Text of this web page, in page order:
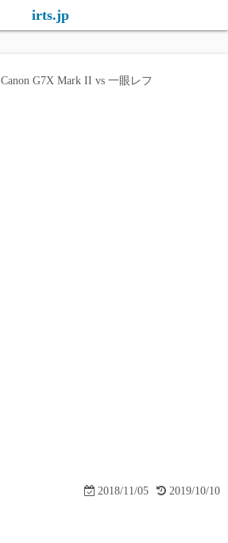
irts.jp
Canon G7X Mark II vs 一眼レフ
2018/11/05 2019/10/10